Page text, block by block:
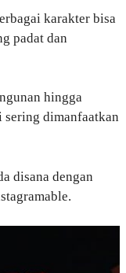
karakter bisa
padat dan
hingga
sering dimanfaatkan
disana dengan